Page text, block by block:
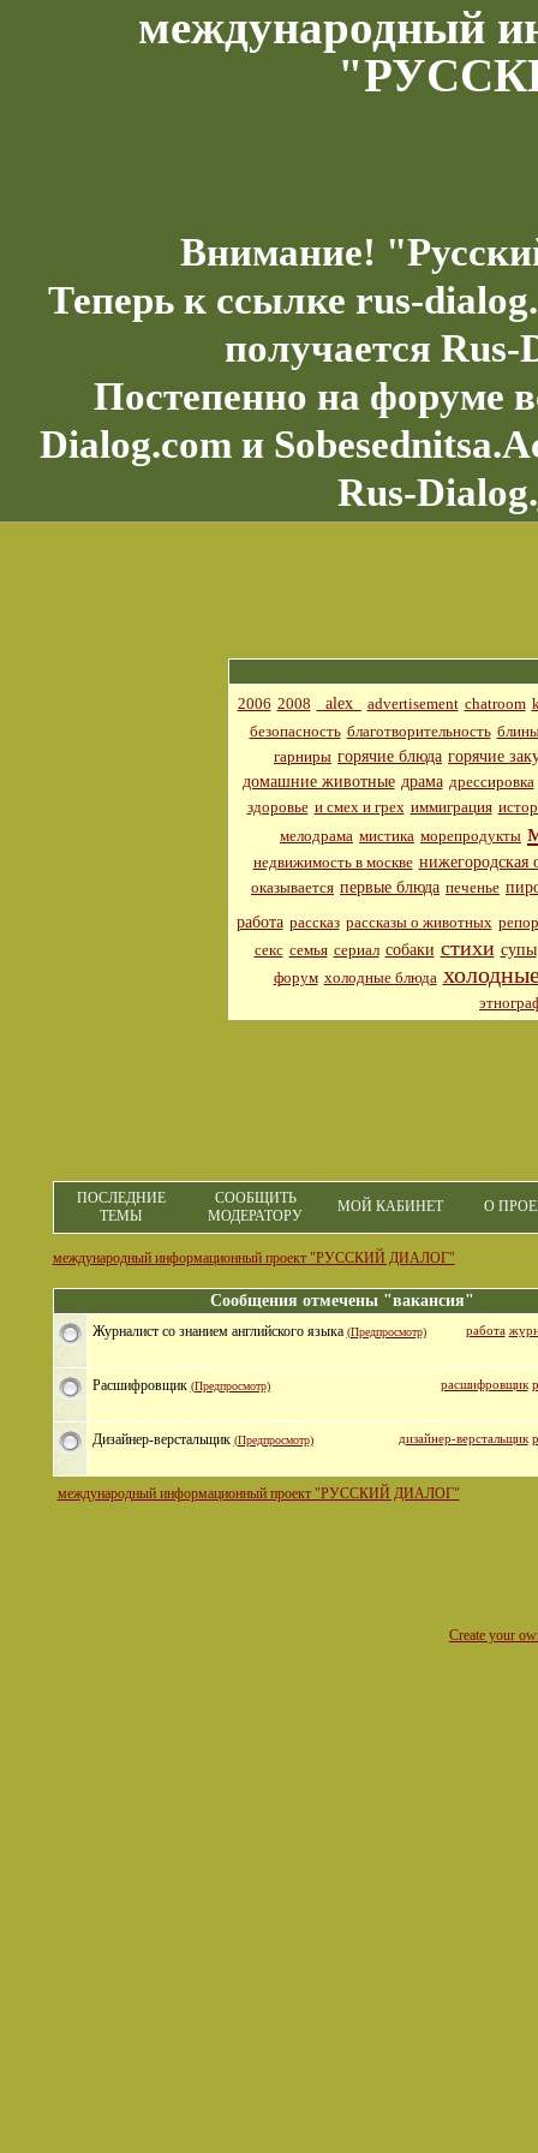
международный
Внимание!
Теперь к ссылке rus-
получается Rus-
Постепенно на форуме
Dialog.com и
Rus-Dialog.
2006 2008 _alex_ advertisement chatroom
безопасность благотворительность
гарниры горячие блюда горячие
домашние животные драма дрессировка
здоровье и смех и грех иммиграция
мелодрама мистика морепродукты
недвижимость в москве нижегородская
оказывается первые блюда печенье
работа рассказ рассказы о животных
секс семья сериал собаки стихи супы
форум холодные блюда
ПОСЛЕДНИЕ
ТЕМЫ
СООБЩИТЬ
МОДЕРАТОРУ
МОЙ КАБИНЕТ О
международный информационный проект "РУССКИЙ ДИАЛОГ"
Сообщения отмечены "вакансия"
работа
Журналист со знанием английского языка (Предпросмотр)
расшифровщик
Расшифровщик (Предпросмотр)
дизайнер-верстальщик
Дизайнер-верстальщик (Предпросмотр)
международный информационный проект "РУССКИЙ ДИАЛОГ"
Create your